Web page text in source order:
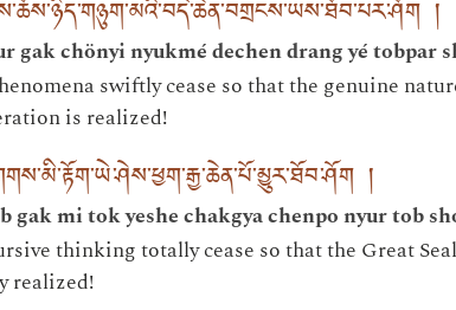
།
gak chönyi nyukmé dechen drang yé tobpar
swiftly cease so that the genuine
is realized!
།
gak mi tok yeshe chakgya chenpo nyur tob
thinking totally cease so that the Great
realized!